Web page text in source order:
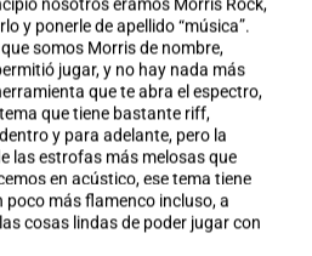
nosotros éramos Morris Rock,
y ponerle de apellido “música”.
somos Morris de nombre,
jugar, y no hay nada más
que te abra el espectro,
que tiene bastante riff,
y para adelante, pero la
las estrofas más melosas que
en acústico, ese tema tiene
más flamenco incluso, a
cosas lindas de poder jugar con